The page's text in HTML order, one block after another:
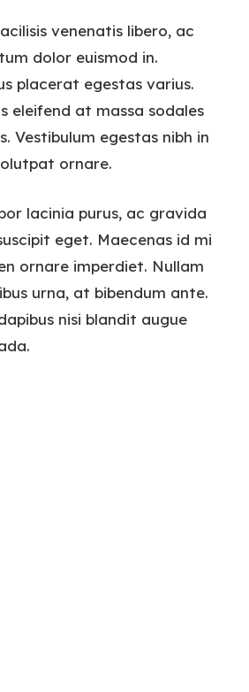
venenatis libero, ac
dolor euismod in.
placerat egestas varius.
eleifend at massa sodales
Vestibulum egestas nibh in
ornare.
lacinia purus, ac gravida
eget. Maecenas id mi
ornare imperdiet. Nullam
urna, at bibendum ante.
nisi blandit augue